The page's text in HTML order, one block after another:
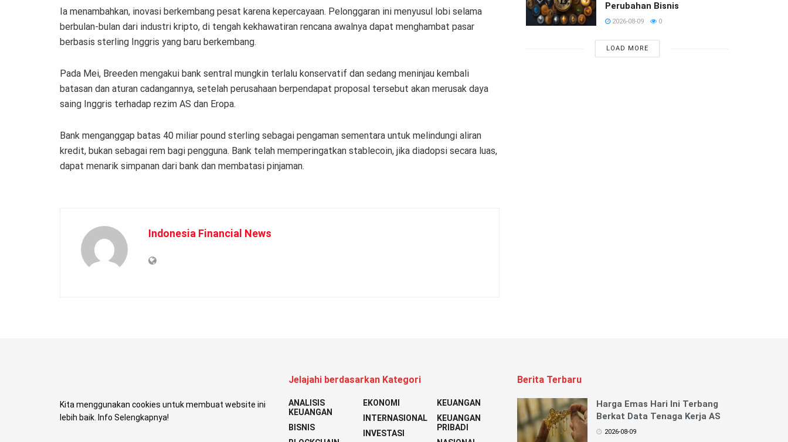
Ia menambahkan, inovasi berkembang pesat karena kepercayaan. Pelonggaran ini menyusul lobi selama
berbulan-bulan dari industri kripto, di tengah kekhawatiran rencana awalnya dapat menghambat pasar
berbasis sterling Inggris yang baru berkembang.
Pada Mei, Breeden mengakui bank sentral mungkin terlalu konservatif dan sedang meninjau kembali
batasan dan aturan cadangannya, setelah perusahaan berpendapat proposal tersebut akan merusak daya
saing Inggris terhadap rezim AS dan Eropa.
Bank menganggap batas 40 miliar pound sterling sebagai pengaman sementara untuk melindungi aliran
kredit, bukan sebagai rem bagi pengguna. Bank telah memperingatkan stablecoin, jika diadopsi secara luas,
dapat menarik simpanan dari bank dan membatasi pinjaman.
Indonesia Financial News
Perubahan Bisnis
2026-08-09 0
LOAD MORE
Kita menggunakan cookies untuk membuat website ini
lebih baik. Info Selengkapnya!
Jelajahi berdasarkan Kategori
ANALISIS
KEUANGAN
BISNIS
EKONOMI
INTERNASIONAL
INVESTASI
KEUANGAN
KEUANGAN
PRIBADI
Berita Terbaru
Harga Emas Hari Ini Terbang
Berkat Data Tenaga Kerja AS
2026-08-09